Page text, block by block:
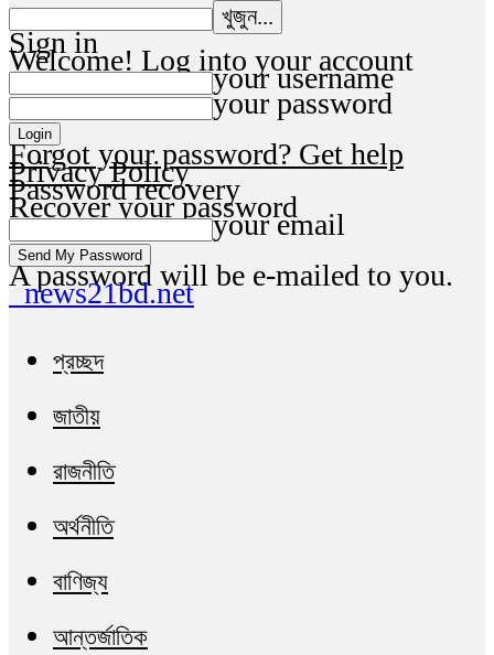
Sign in
Welcome! Log into your account
your username
your password
Forgot your password? Get help
Privacy Policy
Password recovery
Recover your password
your email
A password will be e-mailed to you.
news21bd.net
প্রচ্ছদ
জাতীয়
রাজনীতি
অর্থনীতি
বাণিজ্য
আন্তর্জাতিক